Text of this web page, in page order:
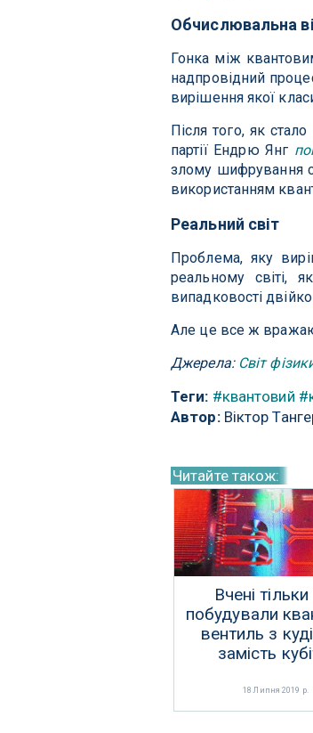
Обчислювальна
Гонка між
надпровідний
вирішення якої
Після того, як
партії Ендрю Янг
злому шифрування
використанням
Реальний світ
Проблема, яку
реальному світі,
випадковості
Але це все ж
Джерела: Світ
Теги: #квантовий
Автор:Віктор
Читайте також:
Вчені
побудували
вентиль з
замість
18 Липня 2019 р.